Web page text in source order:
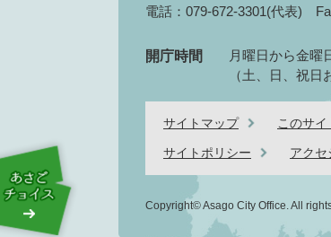
電話：079-672-3301(代表)
開庁時間
月曜日から金曜
（土、日、祝日
サイトマップ このサ
サイトポリシー アクセ
Copyright© Asago City Office. All